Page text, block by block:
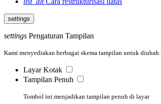
settings
settings Pengaturan Tampilan
Kami menyediakan berbagai skema tampilan untuk diubah.
Layar Kotak
Tampilan Penuh
Tombol ini menjadikan tampilan penuh di layar